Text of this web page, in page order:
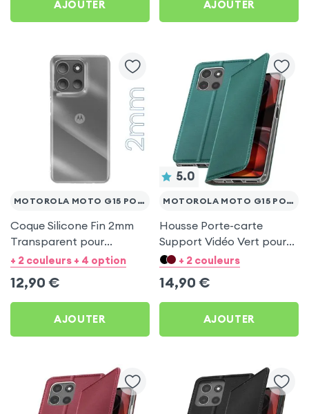
AJOUTER AJOUTER
MOTOROLA MOTO G15 POWER
Coque Silicone Fin 2mm
Transparent pour
Motorola Moto G15 Power
+ 2 couleurs + 4 option
12,90 €
AJOUTER
5.0
MOTOROLA MOTO G15 POWER
Housse Porte-carte
Support Vidéo Vert pour
Motorola Moto G15 Power
+ 2 couleurs
14,90 €
AJOUTER